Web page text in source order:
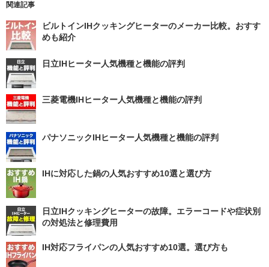
関連記事
ビルトインIHクッキングヒーターのメーカー比較。おすす
めも紹介
日立IHヒーター人気機種と機能の評判
三菱電機IHヒーター人気機種と機能の評判
パナソニックIHヒーター人気機種と機能の評判
IHに対応した鍋の人気おすすめ10選と選び方
日立IHクッキングヒーターの故障。エラーコードや症状別
の対処法と修理費用
IH対応フライパンの人気おすすめ10選。選び方も